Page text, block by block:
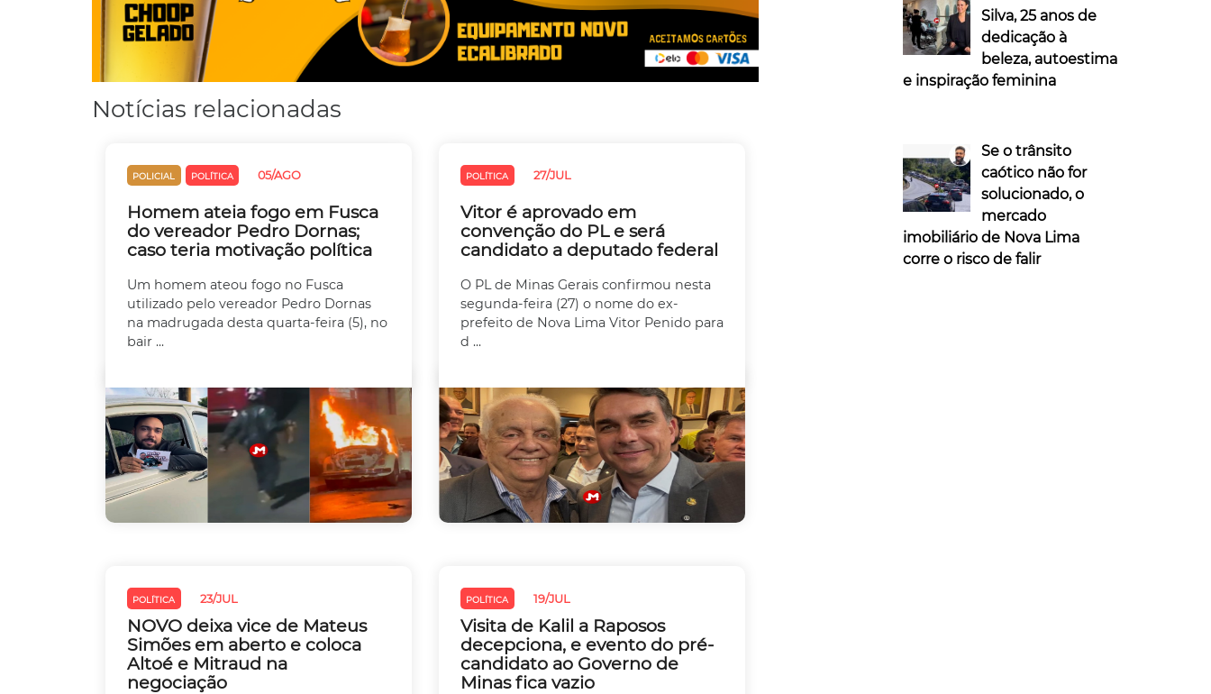
Notícias relacionadas
POLICIAL POLÍTICA 05/AGO
Homem ateia fogo em Fusca
do vereador Pedro Dornas;
caso teria motivação política
Um homem ateou fogo no Fusca
utilizado pelo vereador Pedro Dornas
na madrugada desta quarta-feira (5), no
bair ...
POLÍTICA 27/JUL
Vitor é aprovado em
convenção do PL e será
candidato a deputado federal
O PL de Minas Gerais confirmou nesta
segunda-feira (27) o nome do ex-
prefeito de Nova Lima Vitor Penido para
d ...
POLÍTICA 23/JUL
NOVO deixa vice de Mateus
Simões em aberto e coloca
Altoé e Mitraud na
negociação
POLÍTICA 19/JUL
Visita de Kalil a Raposos
decepciona, e evento do pré-
candidato ao Governo de
Minas fica vazio
Silva, 25 anos de
dedicação à
beleza, autoestima
e inspiração feminina
Se o trânsito
caótico não for
solucionado, o
mercado
imobiliário de Nova Lima
corre o risco de falir